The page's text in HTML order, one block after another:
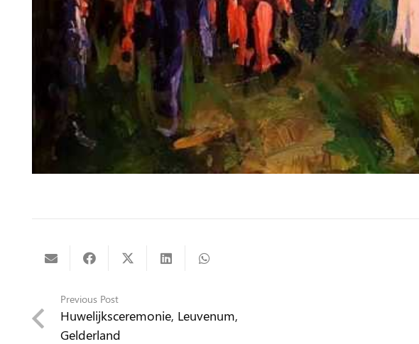
Previous Post
Huwelijksceremonie, Leuvenum,
Gelderland